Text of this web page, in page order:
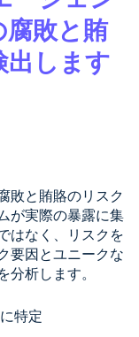
腐敗と賄
出します
敗と賄賂のリスク
が実際の暴露に集
はなく、リスクを
要因とユニークな
析します。
特定